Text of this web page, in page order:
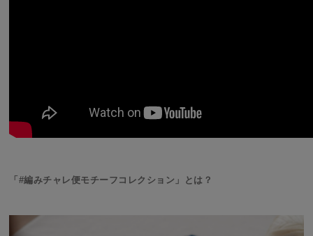
「#編みチャレ便モチーフコレクション」とは？